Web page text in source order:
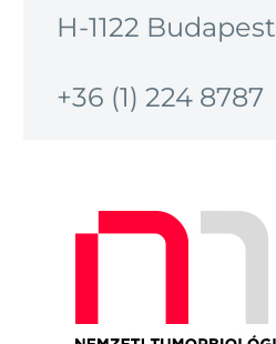
H-1122 Budapest
+36 (1) 224 8787